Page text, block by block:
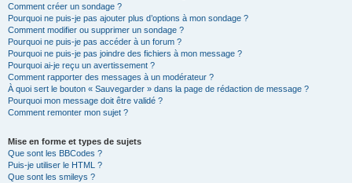
Comment créer un sondage ?
Pourquoi ne puis-je pas ajouter plus d’options à mon sondage ?
Comment modifier ou supprimer un sondage ?
Pourquoi ne puis-je pas accéder à un forum ?
Pourquoi ne puis-je pas joindre des fichiers à mon message ?
Pourquoi ai-je reçu un avertissement ?
Comment rapporter des messages à un modérateur ?
À quoi sert le bouton « Sauvegarder » dans la page de rédaction de message ?
Pourquoi mon message doit être validé ?
Comment remonter mon sujet ?
Mise en forme et types de sujets
Que sont les BBCodes ?
Puis-je utiliser le HTML ?
Que sont les smileys ?